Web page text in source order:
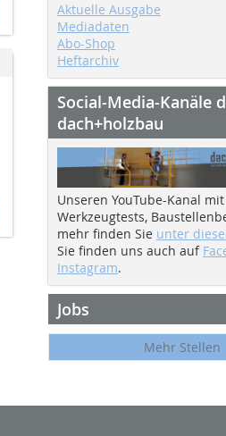
Aktuelle Ausgabe
Mediadaten
Abo-Shop
Heftarchiv
Social-Media-Kanäle
dach+holzbau
Unseren YouTube-Kanal mit
Werkzeugtests,
mehr finden Sie unter
Sie finden uns auch auf
Instagram.
Jobs
Mehr Stellen